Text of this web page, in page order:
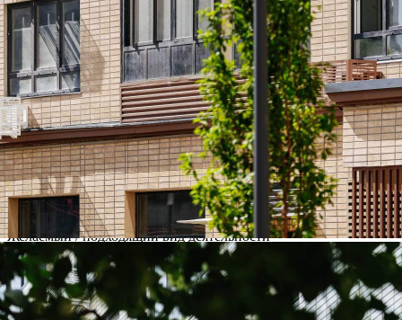
Характеристики помещения
№ объявления
120002
Дата размещения
30.10.2025
Город
Химки
Адрес
Комсомольская улица, д.16
Расположено
Этаж
-1
Предлагается
Продажа
Желаемый / подходящий вид деятельности
Не указано
Назначение
Не указано
Размер площади (м2)
5.3